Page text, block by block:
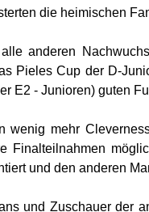
die heimischen
anderen
Pieles Cup der D-
E2 - Junioren) guten
wenig mehr
Finalteilnahmen
und den anderen
und Zuschauer der